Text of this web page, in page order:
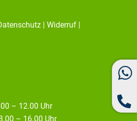
Widerruf
– 12.00 Uhr